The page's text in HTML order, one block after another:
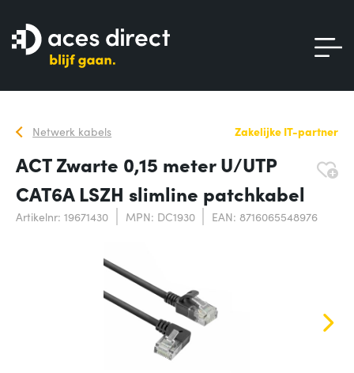
Netwerk kabels Zakelijke IT-partner
ACT Zwarte 0,15 meter U/UTP
CAT6A LSZH slimline patchkabel
Artikelnr: 19671430 MPN: DC1930 EAN: 8716065548976